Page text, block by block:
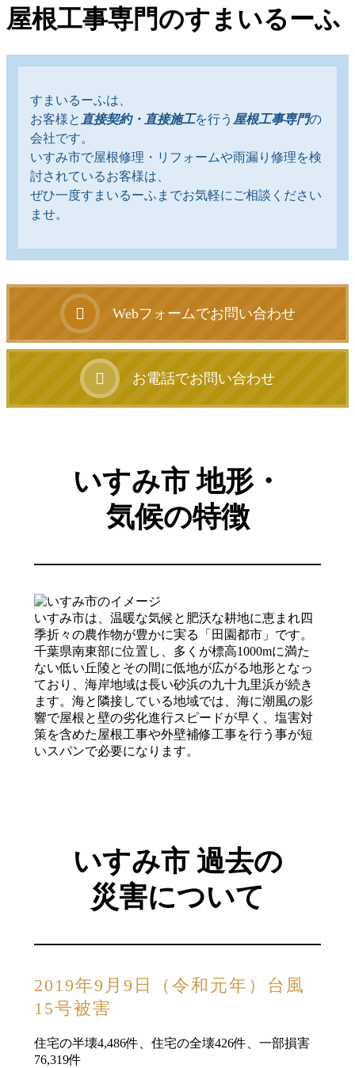
屋根工事専門のすまいるーふ
すまいるーふは、
お客様と 直接契約・直接施工を行う 屋根工事専門の
会社です。
いすみ市で屋根修理・リフォームや雨漏り修理を検
討されているお客様は、
ぜひ一度すまいるーふまでお気軽にご相談ください
ませ。
Webフォームでお問い合わせ
お電話でお問い合わせ
いすみ市 地形・
気候の特徴
いすみ市は、温暖な気候と肥沃な耕地に恵まれ四
季折々の農作物が豊かに実る「田園都市」です。
千葉県南東部に位置し、多くが標高1000mに満た
ない低い丘陵とその間に低地が広がる地形となっ
ており、海岸地域は長い砂浜の九十九里浜が続き
ます。海と隣接している地域では、海に潮風の影
響で屋根と壁の劣化進行スピードが早く、塩害対
策を含めた屋根工事や外壁補修工事を行う事が短
いスパンで必要になります。
いすみ市 過去の
災害について
2019年9月9日（令和元年）台風
15号被害
住宅の半壊4,486件、住宅の全壊426件、一部損害
76,319件